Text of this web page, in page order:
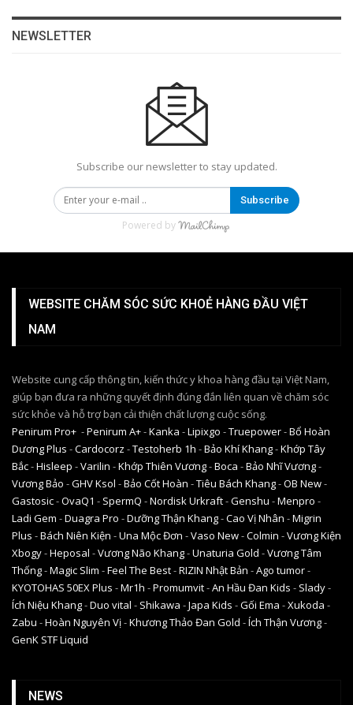
NEWSLETTER
Subscribe our newsletter to stay updated.
Subscribe
Powered by
WEBSITE CHĂM SÓC SỨC KHOẺ HÀNG ĐẦU VIỆT
NAM
Website cung cấp thông tin, kiến thức y khoa hàng đầu tại Việt Nam,
giúp bạn đưa ra những quyết định đúng đắn liên quan về chăm sóc
sức khỏe và hỗ trợ bạn cải thiện chất lượng cuộc sống.
Penirum Pro+ -Penirum A+-Kanka -Lipixgo -Truepower-Bổ Hoàn
Dương Plus -Cardocorz -Testoherb 1h -Bảo Khí Khang-Khớp Tây
Bắc-Hisleep -Varilin -Khớp Thiên Vương-Boca -Bảo Nhĩ Vương-
Vương Bảo -GHV Ksol -Bảo Cốt Hoàn -Tiêu Bách Khang-OB New-
Gastosic-OvaQ1 - SpermQ -Nordisk Urkraft-Genshu -Menpro -
Ladi Gem -Duagra Pro -Dưỡng Thận Khang-Cao Vị Nhân -Migrin
Plus -Bách Niên Kiện -Una Mộc Đơn -Vaso New-Colmin -Vương Kiện
Xbogy-Heposal -Vương Não Khang-Unaturia Gold -Vương Tâm
Thống-Magic Slim -Feel The Best-RIZIN Nhật Bản -Ago tumor-
KYOTOHAS 50EX Plus -Mr1h -Promumvit-An Hầu Đan Kids - Slady-
Ích Niệu Khang-Duo vital - Shikawa -Japa Kids -Gối Ema -Xukoda -
Zabu -Hoàn Nguyên Vị-Khương Thảo Đan Gold -Ích Thận Vương-
GenK STF Liquid
NEWS